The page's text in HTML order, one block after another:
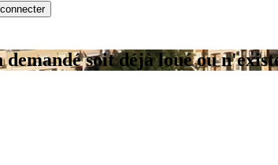
soit déjà loué ou